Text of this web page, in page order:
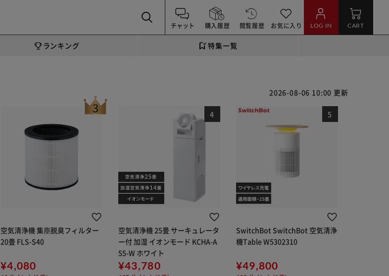
チャット 購入履歴 閲覧履歴 お気に入り LOG IN CART
ランキング 特集一覧
2026-08-06 10:00 更新
空気清浄機 集塵脱臭フィルター
20畳 FLS-S40
¥4,080
空気清浄機 25畳 サーキュレータ
ー付 加湿 イオンモード KCHA-A
55-W ホワイト
¥43,780
SwitchBot SwitchBot 空気清浄
機Table W5302310
¥49,800